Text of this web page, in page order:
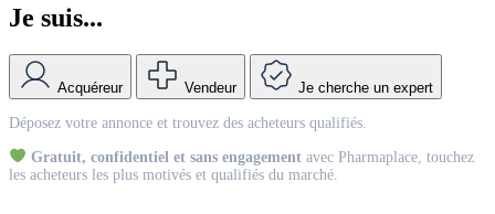
Je suis...
Acquéreur Vendeur Je cherche un expert
Vendeur
Déposez votre annonce et trouvez des acheteurs qualifiés.
Gratuit, confidentiel et sans engagement avec Pharmaplace, touchez
les acheteurs les plus motivés et qualifiés du marché.